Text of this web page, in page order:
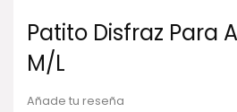
Patito Disfraz Para
M/L
Añade tu reseña